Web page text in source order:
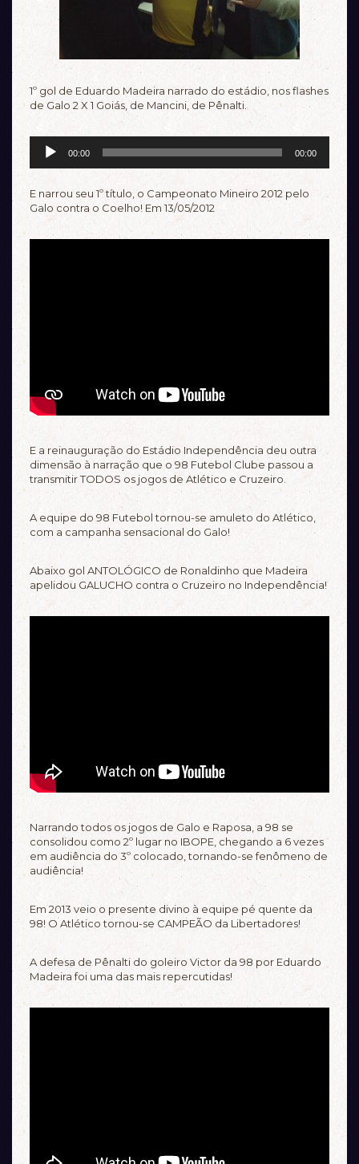
1º gol de Eduardo Madeira narrado do estádio, nos flashes
de Galo 2 X 1 Goiás, de Mancini, de Pênalti.
Tocador
00:00 00:00
E narrou seu 1º título, o Campeonato Mineiro 2012 pelo
Galo contra o Coelho! Em 13/05/2012
E a reinauguração do Estádio Independência deu outra
dimensão à narração que o 98 Futebol Clube passou a
transmitir TODOS os jogos de Atlético e Cruzeiro.
A equipe do 98 Futebol tornou-se amuleto do Atlético,
com a campanha sensacional do Galo!
Abaixo gol ANTOLÓGICO de Ronaldinho que Madeira
apelidou GALUCHO contra o Cruzeiro no Independência!
Narrando todos os jogos de Galo e Raposa, a 98 se
consolidou como 2º lugar no IBOPE, chegando a 6 vezes
em audiência do 3º colocado, tornando-se fenômeno de
audiência!
Em 2013 veio o presente divino à equipe pé quente da
98! O Atlético tornou-se CAMPEÃO da Libertadores!
A defesa de Pênalti do goleiro Victor da 98 por Eduardo
Madeira foi uma das mais repercutidas!